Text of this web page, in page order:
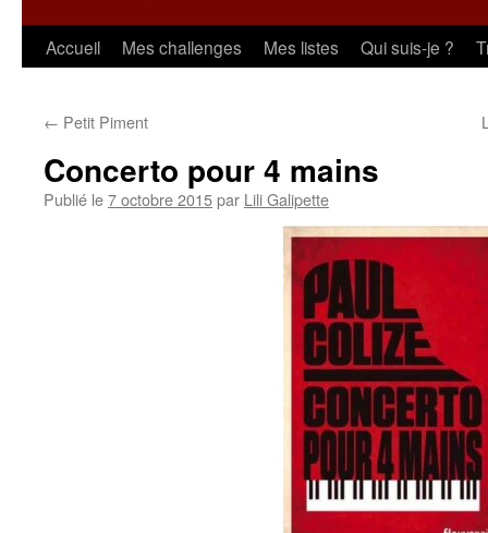
Aller
contenu
Accueil Mes challenges Mes listes Qui suis-je ?
← Petit Piment
Concerto pour 4 mains
Publié le7 octobre 2015par Lili Galipette